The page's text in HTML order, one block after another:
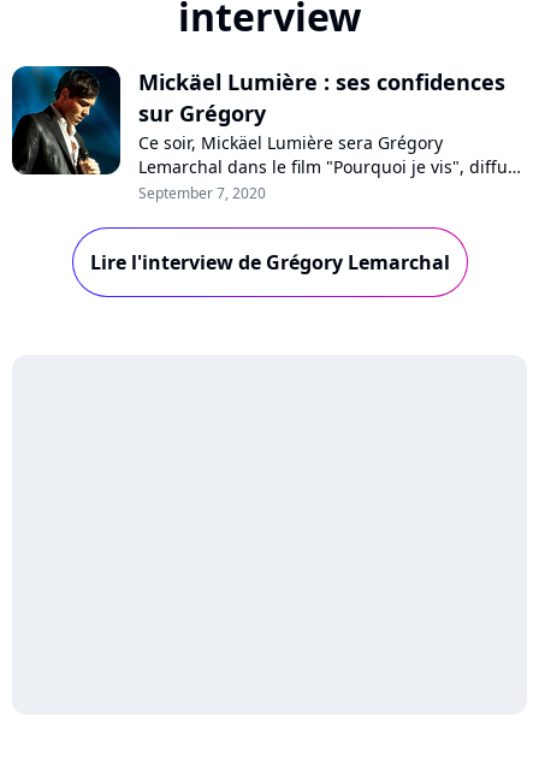
interview
Mickäel Lumière : ses confidences
sur Grégory
Ce soir, Mickäel Lumière sera Grégory
Lemarchal dans le film "Pourquoi je vis", diffusé
sur TF1. Pourquoi le comédien ne chante-t-il
rencontre avec les parents du gagnant de la
"Star Academy", décédé en 2007 des suites de
September 7, 2020
Lire l'interview de Grégory Lemarchal